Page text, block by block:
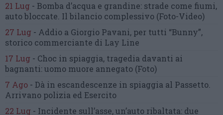
21 Lug - Bomba d’acqua e grandine: strade come fiumi,
auto bloccate. Il bilancio complessivo (Foto-Video)
27 Lug - Addio a Giorgio Pavani, per tutti “Bunny”,
storico commerciante di Lay Line
17 Lug - Choc in spiaggia, tragedia davanti ai
bagnanti:uomo muore annegato (Foto)
7 Ago - Dà in escandescenze in spiaggia al Passetto.
Arrivano polizia ed Esercito
22 Lug - Incidente sull’asse, un’auto ribaltata: due